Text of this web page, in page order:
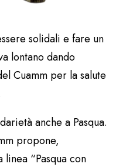
solidali e fare un
lontano dando
Cuamm per la salute
anche a Pasqua.
propone,
“Pasqua con